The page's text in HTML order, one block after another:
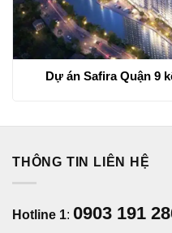
Dự án Safira Quận 9
THÔNG TIN LIÊN HỆ
Hotline 1: 0903 191